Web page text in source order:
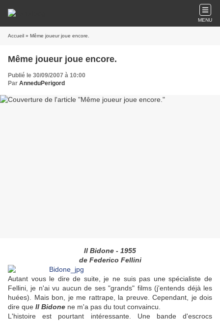
MENU
Accueil » Même joueur joue encore.
Même joueur joue encore.
Publié le 30/09/2007 à 10:00
Par AnneduPerigord
Il Bidone - 1955
de Federico Fellini
Autant vous le dire de suite, je ne suis pas une spécialiste de
Fellini, je n'ai vu aucun de ses "grands" films (j'entends déjà les
huées). Mais bon, je me rattrape, la preuve. Cependant, je dois
dire que Il Bidone ne m'a pas du tout convaincu.
L'histoire est pourtant intéressante. Une bande d'escrocs